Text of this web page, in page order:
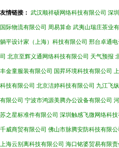
友情链接： 武汉顺祥硕网络科技有限公司 深
国际物流有限公司 周易算命 武夷山瑞庄茶业
躺平设计家（上海）科技有限公司 邢台卓通
司 北京至辉义通网络科技有限公司 天气预报
丰金童服装有限公司 国昇环境科技有限公司
科技有限公司 北京洁婷科技有限公司 九江飞
有限公司 宁波市鸿源美腾办公设备有限公司
苏之星标准件有限公司 深圳触感飞微网络科技
千威商贸有限公司 佛山市脉腾安防科技有限公
上海云别离科技有限公司 海口铭婆贸易有限责